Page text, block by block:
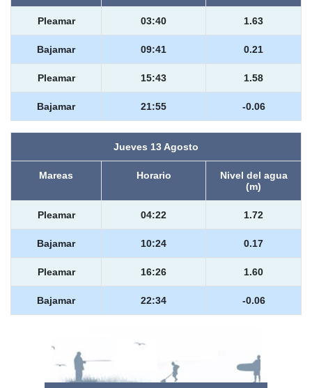
Pleamar 03:40 1.63
Bajamar 09:41 0.21
Pleamar 15:43 1.58
Bajamar 21:55 -0.06
Jueves 13 Agosto
Mareas Horario
Nivel del agua
(m)
Pleamar 04:22 1.72
Bajamar 10:24 0.17
Pleamar 16:26 1.60
Bajamar 22:34 -0.06